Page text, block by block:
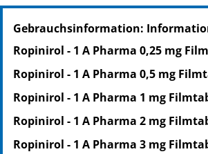
PZN: 05460278
PPN: 110546027894
NTIN: 04150054602784
PZN: 05460284
PPN: 110546028460
NTIN: 04150054602845
PZN: 08860966
PPN: 110886096667
NTIN: 04150088609667
Gebrauchsinformation:
Ropinirol - 1 A Pharma 0,25 mg
Ropinirol - 1 A Pharma 0,5 mg
Ropinirol - 1 A Pharma 1 mg
Ropinirol - 1 A Pharma 2 mg
Ropinirol - 1 A Pharma 3 mg